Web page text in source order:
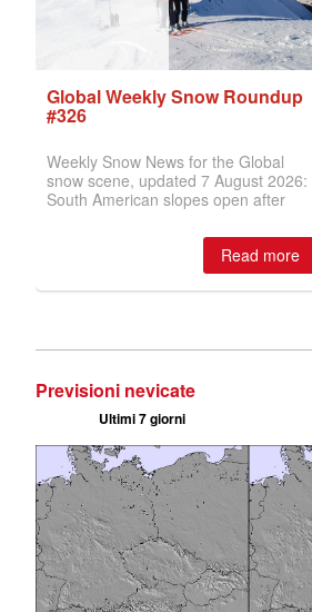
Previsioni nevicate
Ultimi 7 giorni